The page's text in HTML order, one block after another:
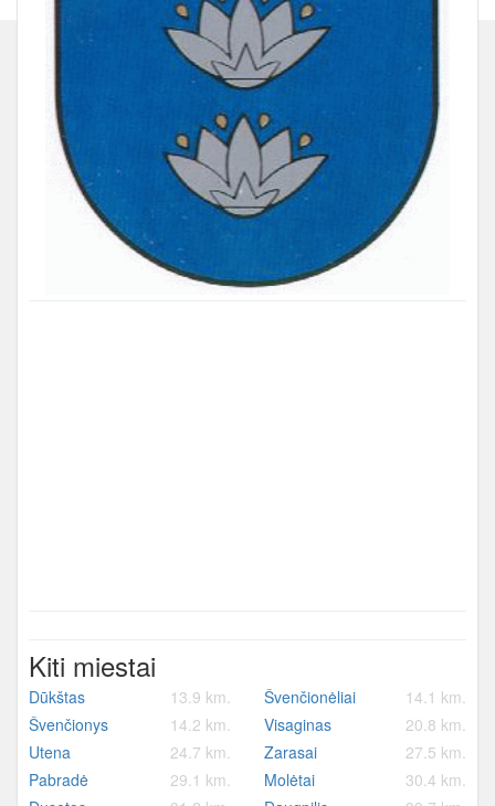
Kiti miestai
Dūkštas 13.9 km. Švenčionėliai
14.1 km.
Švenčionys
14.2 km. Visaginas
20.8 km.
Utena
24.7 km. Zarasai
27.5 km.
Pabradė
29.1 km. Molėtai
30.4 km.